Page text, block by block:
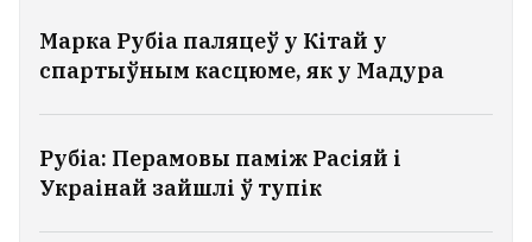
Марка Рубіа паляцеў у Кітай у
спартыўным касцюме, як у Мадура
Рубіа: Перамовы паміж Расіяй і
Украінай зайшлі ў тупік